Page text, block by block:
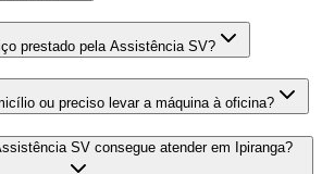
prestado pela Assistência SV?
ou preciso levar a máquina à oficina?
SV consegue atender em Ipiranga?